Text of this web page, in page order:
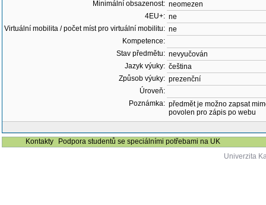
Minimální obsazenost: neomezen
4EU+: ne
Virtuální mobilita / počet míst pro virtuální mobilitu: ne
Kompetence:
Stav předmětu: nevyučován
Jazyk výuky: čeština
Způsob výuky: prezenční
Úroveň:
Poznámka: předmět je možno zapsat
povolen pro zápis po webu
Kontakty
Podpora studentů se speciálními potřebami na UK
Univerzita